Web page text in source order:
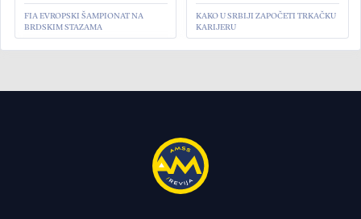
FIA EVROPSKI ŠAMPIONAT NA
BRDSKIM STAZAMA
KAKO U SRBIJI ZAPOČETI TRKAČKU
KARIJERU